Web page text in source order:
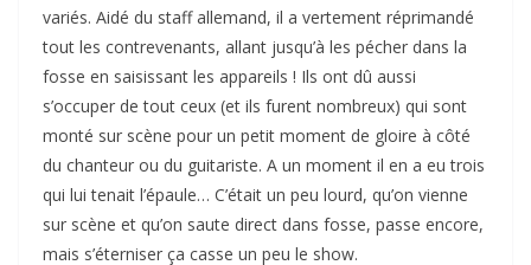
variés. Aidé du staff allemand, il a vertement réprimandé
tout les contrevenants, allant jusqu’à les pécher dans la
fosse en saisissant les appareils ! Ils ont dû aussi
s’occuper de tout ceux (et ils furent nombreux) qui sont
monté sur scène pour un petit moment de gloire à côté
du chanteur ou du guitariste. A un moment il en a eu trois
qui lui tenait l’épaule… C’était un peu lourd, qu’on vienne
sur scène et qu’on saute direct dans fosse, passe encore,
mais s’éterniser ça casse un peu le show.